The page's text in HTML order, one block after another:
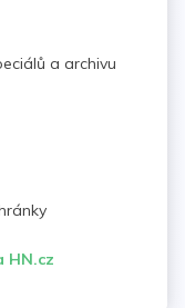
a archivu
HN.cz